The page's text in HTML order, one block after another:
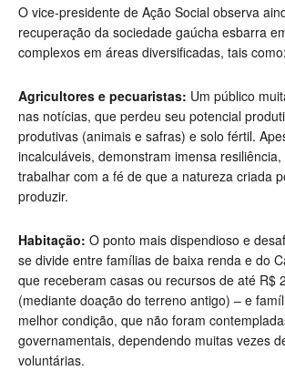
O vice-presidente de Ação Social observa
recuperação da sociedade gaúcha esbarra
complexos em áreas diversificadas, tais como:
Agricultores e pecuaristas: Um público
nas notícias, que perdeu seu potencial
produtivas (animais e safras) e solo fértil.
incalculáveis, demonstram imensa
trabalhar com a fé de que a natureza criada
produzir.
Habitação: O ponto mais dispendioso e
se divide entre famílias de baixa renda e do
que receberam casas ou recursos de até R$
(mediante doação do terreno antigo) – e
melhor condição, que não foram
governamentais, dependendo muitas vezes
voluntárias.